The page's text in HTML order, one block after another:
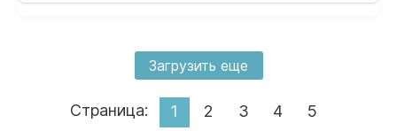
Загрузить еще
Страница: 1 2 3 4 5